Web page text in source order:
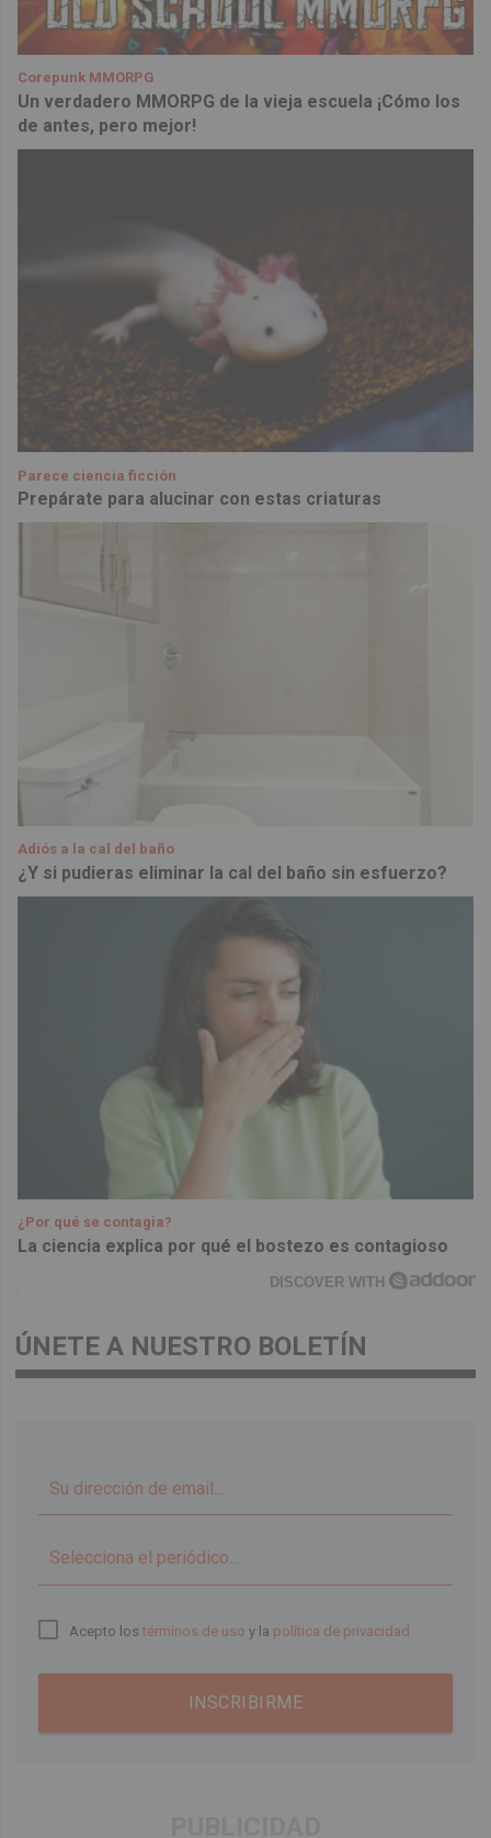
Corepunk MMORPG
Un verdadero MMORPG de la vieja escuela ¡Cómo los
de antes, pero mejor!
Parece ciencia ficción
Prepárate para alucinar con estas criaturas
Adiós a la cal del baño
¿Y si pudieras eliminar la cal del baño sin esfuerzo?
¿Por qué se contagia?
La ciencia explica por qué el bostezo es contagioso
DISCOVER WITH
ÚNETE A NUESTRO BOLETÍN
Acepto lostérminos de uso y la política de privacidad
INSCRIBIRME